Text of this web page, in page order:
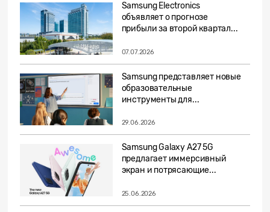
Samsung Electronics
объявляет о прогнозе
прибыли за второй квартал...
07.07.2026
Samsung представляет новые
образовательные
инструменты для...
29.06.2026
Samsung Galaxy A27 5G
предлагает иммерсивный
экран и потрясающие...
25.06.2026